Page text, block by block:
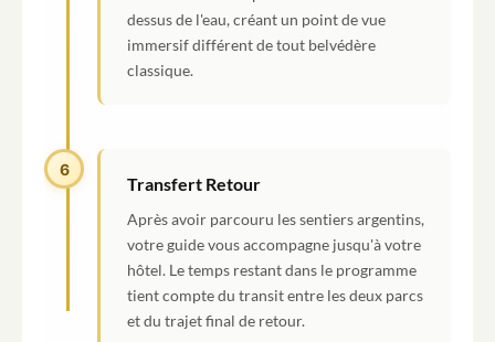
dessus de l'eau, créant un point de vue
immersif différent de tout belvédère
classique.
6
Transfert Retour
Après avoir parcouru les sentiers argentins,
votre guide vous accompagne jusqu'à votre
hôtel. Le temps restant dans le programme
tient compte du transit entre les deux parcs
et du trajet final de retour.